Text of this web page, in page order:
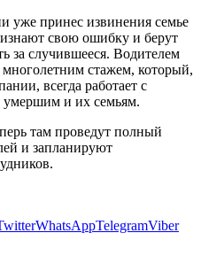
уже принес извинения семье
свою ошибку и берут
за случившееся. Водителем
стажем, который,
всегда работает с
умершим и их семьям.
там проведут полный
и запланируют
WhatsAppTelegramViber